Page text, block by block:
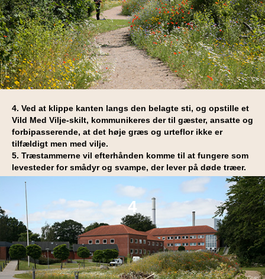
4. Ved at klippe kanten langs den belagte sti, og opstille et
Vild Med Vilje-skilt, kommunikeres der til gæster, ansatte og
forbipasserende, at det høje græs og urteflor ikke er
tilfældigt men med vilje.
5. Træstammerne vil efterhånden komme til at fungere som
levesteder for smådyr og svampe, der lever på døde træer.
4